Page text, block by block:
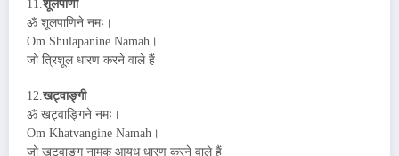
11.शूलपाणी
ॐ शूलपाणिने नमः।
Om Shulapanine Namah।
जो त्रिशूल धारण करने वाले हैं
12.खट्वाङ्गी
ॐ खट्वाङ्गिने नमः।
Om Khatvangine Namah।
जो खट्वाङ्ग नामक आयुध धारण करने वाले हैं